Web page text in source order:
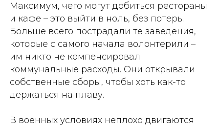
Максимум, чего могут добиться рестораны
и кафе – это выйти в ноль, без потерь.
Больше всего пострадали те заведения,
которые с самого начала волонтерили –
им никто не компенсировал
коммунальные расходы. Они открывали
собственные сборы, чтобы хоть как-то
держаться на плаву.
В военных условиях неплохо двигаются